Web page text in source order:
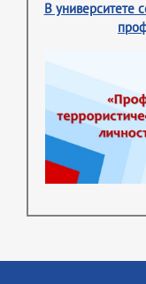
В университете